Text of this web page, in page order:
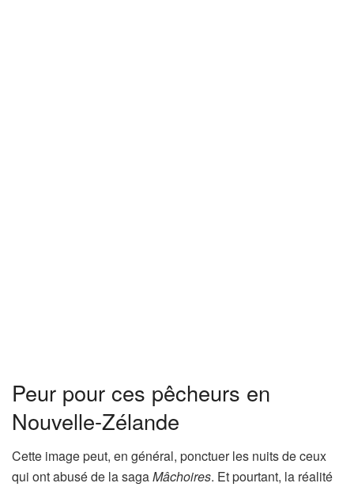
Peur pour ces pêcheurs en
Nouvelle-Zélande
Cette image peut, en général, ponctuer les nuits de ceux
qui ont abusé de la sagaMâchoires. Et pourtant, la réalité